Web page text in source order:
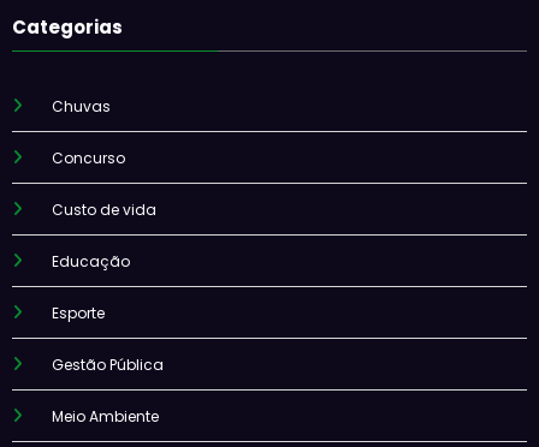
Categorias
Chuvas
Concurso
Custo de vida
Educação
Esporte
Gestão Pública
Meio Ambiente